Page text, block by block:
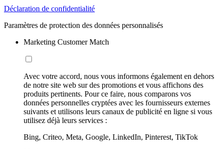
Déclaration de confidentialité
Paramètres de protection des données personnalisés
Marketing Customer Match
Avec votre accord, nous vous informons également en dehors
de notre site web sur des promotions et vous affichons des
produits pertinents. Pour ce faire, nous comparons vos
données personnelles cryptées avec les fournisseurs externes
suivants et utilisons leurs canaux de publicité en ligne si vous
utilisez déjà leurs services :
Bing, Criteo, Meta, Google, LinkedIn, Pinterest, TikTok